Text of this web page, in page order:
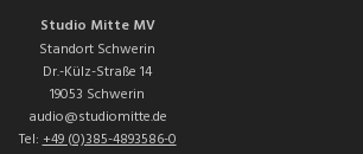
Studio Mitte MV
Standort Schwerin
Dr.-Külz-Straße 14
19053 Schwerin
audio@studiomitte.de
Tel:+49 (0)385-4893586-0